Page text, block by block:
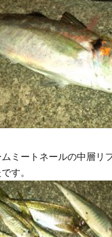
ミートネールの中層リ
す。